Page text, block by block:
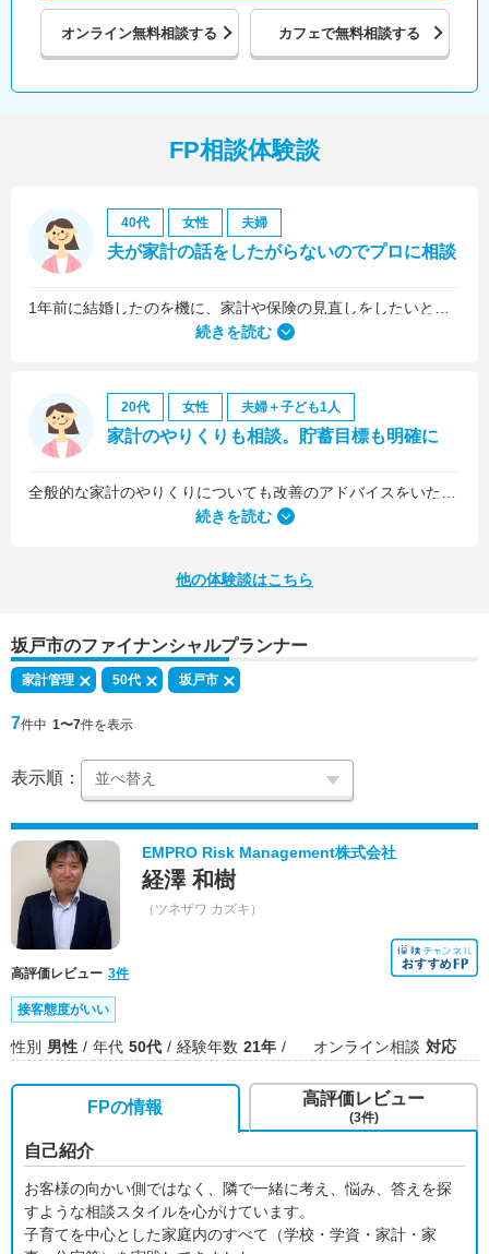
オンライン無料相談する カフェで無料相談する
FP相談体験談
40代 女性 夫婦
夫が家計の話をしたがらないのでプロに相談
続きを読む
20代 女性 夫婦＋子ども1人
家計のやりくりも相談。貯蓄目標も明確に
続きを読む
他の体験談はこちら
坂戸市のファイナンシャルプランナー
家計管理 50代 坂戸市
7件中 1〜7件を表示
表示順：
EMPRO Risk Management株式会社
経澤 和樹
（ツネザワ カズキ）
高評価レビュー 3件
接客態度がいい
性別 男性 年代 50代 経験年数 21年 オンライン相談 対応
FPの情報
自己紹介
お客様の向かい側ではなく、隣で一緒に考え、悩み、答えを探
すような相談スタイルを心がけています。
子育てを中心とした家庭内のすべて（学校・学資・家計・家
高評価レビュー
(3件)